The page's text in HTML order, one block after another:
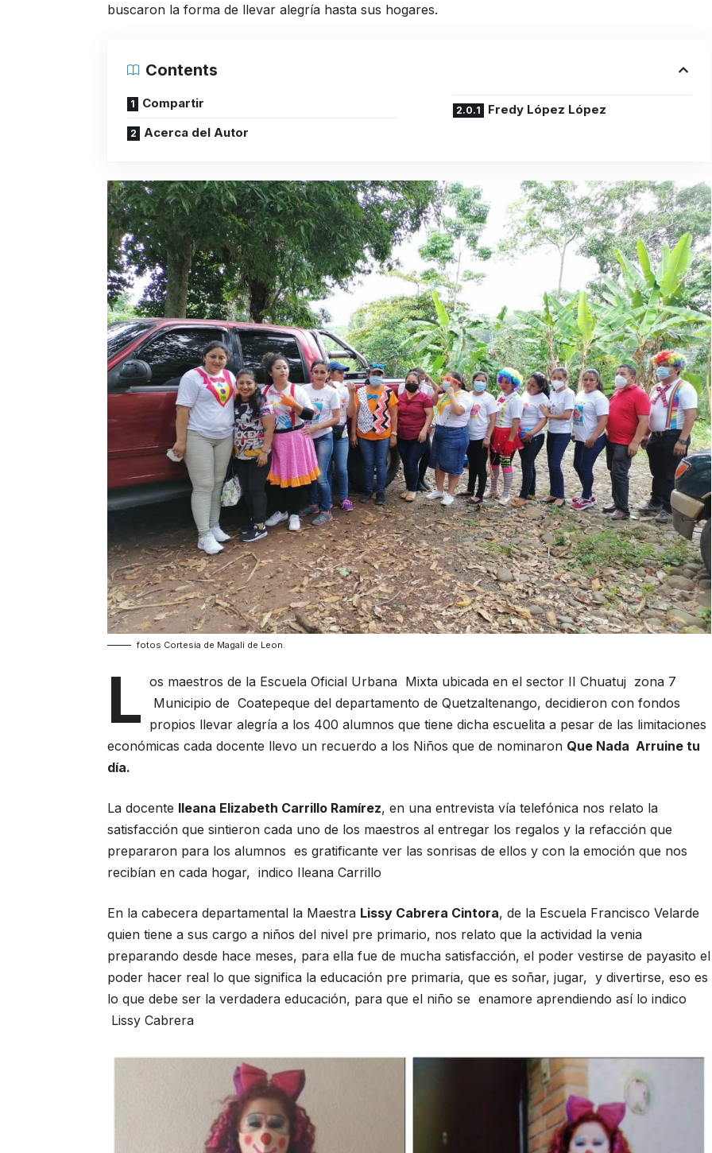
buscaron la forma de llevar alegría hasta sus hogares.
Contents
Compartir
Acerca del Autor
Fredy López López
fotos Cortesia de Magali de Leon.
L os maestros de la Escuela Oficial Urbana Mixta ubicada en el sector II Chuatuj zona 7
Municipio de Coatepeque del departamento de Quetzaltenango, decidieron con fondos
propios llevar alegría a los 400 alumnos que tiene dicha escuelita a pesar de las limitaciones
económicas cada docente llevo un recuerdo a los Niños que de nominaron Que Nada Arruine tu
día.
La docente Ileana Elizabeth Carrillo Ramírez, en una entrevista vía telefónica nos relato la
satisfacción que sintieron cada uno de los maestros al entregar los regalos y la refacción que
prepararon para los alumnos es gratificante ver las sonrisas de ellos y con la emoción que nos
recibían en cada hogar, indico Ileana Carrillo
En la cabecera departamental la Maestra Lissy Cabrera Cintora, de la Escuela Francisco Velarde
quien tiene a sus cargo a niños del nivel pre primario, nos relato que la actividad la venia
preparando desde hace meses, para ella fue de mucha satisfacción, el poder vestirse de payasito el
poder hacer real lo que significa la educación pre primaria, que es soñar, jugar, y divertirse, eso es
lo que debe ser la verdadera educación, para que el niño se enamore aprendiendo así lo indico
Lissy Cabrera